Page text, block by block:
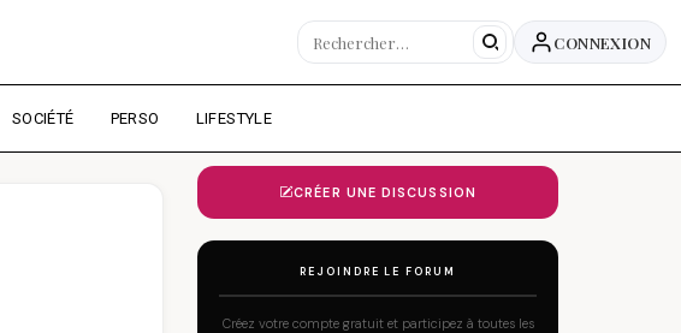
CONNEXION
SOCIÉTÉ PERSO LIFESTYLE
CRÉER UNE DISCUSSION
REJOINDRE LE FORUM
Créez votre compte gratuit et participez à toutes les